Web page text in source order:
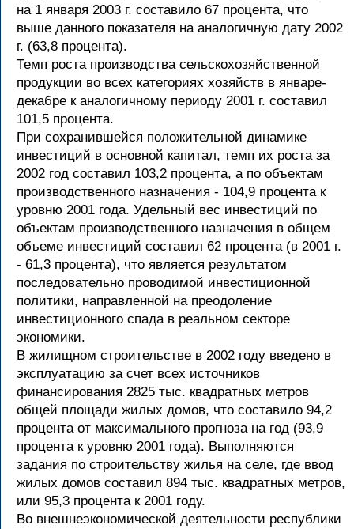
на 1 января 2003 г. составило 67 процента, что
выше данного показателя на аналогичную дату 2002
г. (63,8 процента).
Темп роста производства сельскохозяйственной
продукции во всех категориях хозяйств в январе-
декабре к аналогичному периоду 2001 г. составил
101,5 процента.
При сохранившейся положительной динамике
инвестиций в основной капитал, темп их роста за
2002 год составил 103,2 процента, а по объектам
производственного назначения - 104,9 процента к
уровню 2001 года. Удельный вес инвестиций по
объектам производственного назначения в общем
объеме инвестиций составил 62 процента (в 2001 г.
- 61,3 процента), что является результатом
последовательно проводимой инвестиционной
политики, направленной на преодоление
инвестиционного спада в реальном секторе
экономики.
В жилищном строительстве в 2002 году введено в
эксплуатацию за счет всех источников
финансирования 2825 тыс. квадратных метров
общей площади жилых домов, что составило 94,2
процента от максимального прогноза на год (93,9
процента к уровню 2001 года). Выполняются
задания по строительству жилья на селе, где ввод
жилых домов составил 894 тыс. квадратных метров,
или 95,3 процента к 2001 году.
Во внешнеэкономической деятельности республики